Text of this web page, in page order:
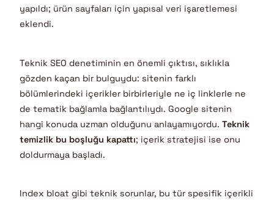
yapıldı; ürün sayfaları için yapısal veri işaretlemesi
eklendi.
Teknik SEO denetiminin en önemli çıktısı, sıklıkla
gözden kaçan bir bulguydu: sitenin farklı
bölümlerindeki içerikler birbirleriyle ne iç linklerle ne
de tematik bağlamla bağlantılıydı. Google sitenin
hangi konuda uzman olduğunu anlayamıyordu. Teknik
temizlik bu boşluğu kapattı; içerik stratejisi ise onu
doldurmaya başladı.
Index bloat gibi teknik sorunlar, bu tür spesifik içerikli